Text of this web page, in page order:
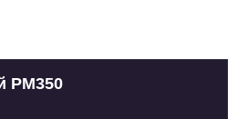
РМ350